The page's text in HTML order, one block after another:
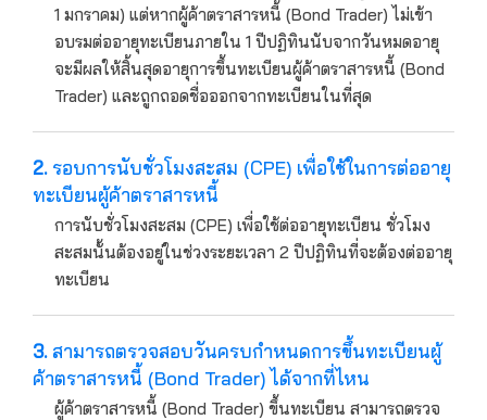
1 มกราคม) แต่หากผู้ค้าตราสารหนี้ (Bond Trader) ไม่เข้า
อบรมต่ออายุทะเบียนภายใน 1 ปีปฏิทินนับจากวันหมดอายุ
จะมีผลให้สิ้นสุดอายุการขึ้นทะเบียนผู้ค้าตราสารหนี้ (Bond
Trader) และถูกถอดชื่อออกจากทะเบียนในที่สุด
2.รอบการนับชั่วโมงสะสม (CPE) เพื่อใช้ในการต่ออายุ
ทะเบียนผู้ค้าตราสารหนี้
การนับชั่วโมงสะสม (CPE) เพื่อใช้ต่ออายุทะเบียน ชั่วโมง
สะสมนั้นต้องอยู่ในช่วงระยะเวลา 2 ปีปฏิทินที่จะต้องต่ออายุ
ทะเบียน
3.สามารถตรวจสอบวันครบกำหนดการขึ้นทะเบียนผู้
ค้าตราสารหนี้ (Bond Trader) ได้จากที่ไหน
ผู้ค้าตราสารหนี้ (Bond Trader) ขึ้นทะเบียน สามารถตรวจ